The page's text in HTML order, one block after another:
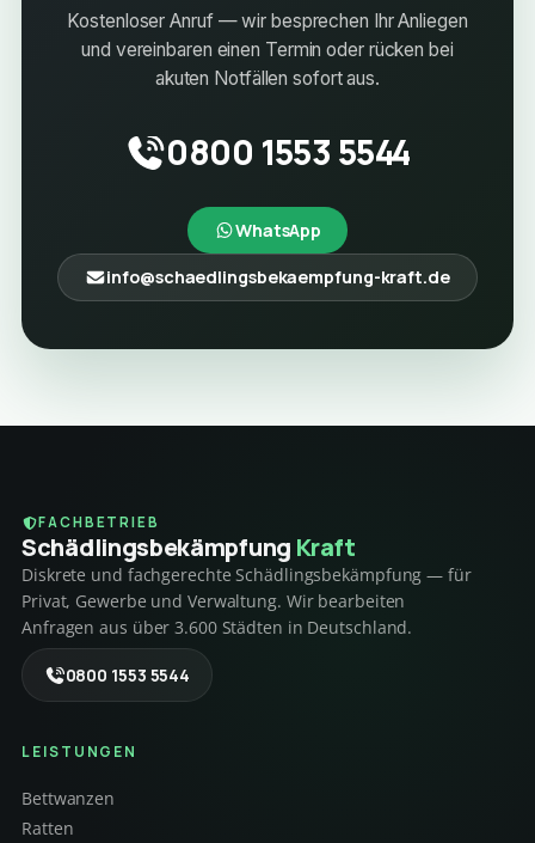
Kostenloser Anruf — wir besprechen Ihr Anliegen
und vereinbaren einen Termin oder rücken bei
akuten Notfällen sofort aus.
0800 1553 5544
WhatsApp
info@schaedlingsbekaempfung-kraft.de
FACHBETRIEB
Schädlings­bekämpfung Kraft
Diskrete und fachgerechte Schädlingsbekämpfung — für
Privat, Gewerbe und Verwaltung. Wir bearbeiten
Anfragen aus über 3.600 Städten in Deutschland.
0800 1553 5544
LEISTUNGEN
Bettwanzen
Ratten